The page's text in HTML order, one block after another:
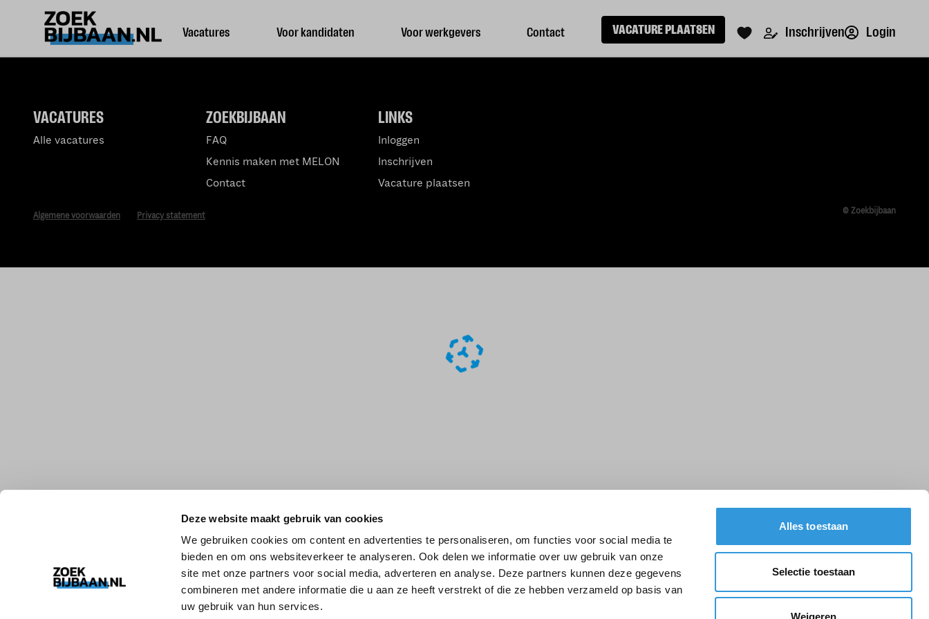
Deze website maakt gebruik van cookies
We gebruiken cookies om content en advertenties te personaliseren, om functies voor social media te
bieden en om ons websiteverkeer te analyseren. Ook delen we informatie over uw gebruik van onze
site met onze partners voor social media, adverteren en analyse. Deze partners kunnen deze gegevens
combineren met andere informatie die u aan ze heeft verstrekt of die ze hebben verzameld op basis van
uw gebruik van hun services.
Alles toestaan
Selectie toestaan
Weigeren
Vacatures Voor kandidaten Voor werkgevers Contact VACATURE PLAATSEN Inschrijven Login
LINKS
Inloggen
Inschrijven
Vacature plaatsen
ZOEKBIJBAAN
FAQ
Kennis maken met MELON
Contact
VACATURES
Alle vacatures
Algemene voorwaarden Privacy statement © Zoekbijbaan